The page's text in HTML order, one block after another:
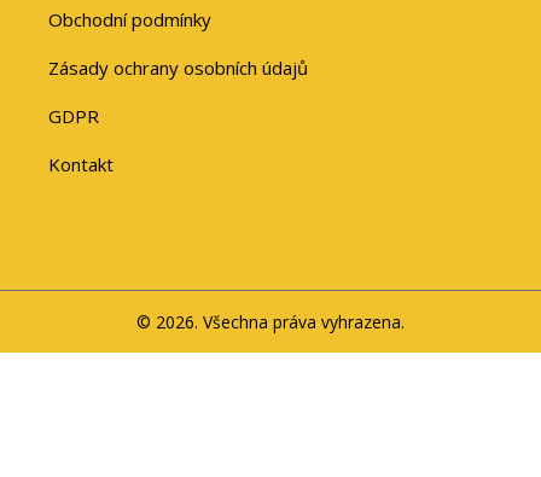
Obchodní podmínky
Zásady ochrany osobních údajů
GDPR
Kontakt
© 2026. Všechna práva vyhrazena.